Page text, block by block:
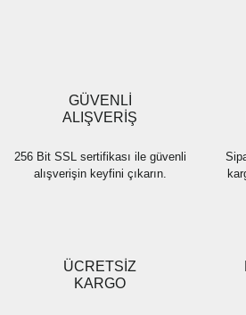
Ürün fiyatı diğer sitelerden daha pahalı.
Bu ürüne benzer farklı alternatifler olmalı.
GÜVENLİ
ALIŞVERİŞ
256 Bit SSL sertifikası ile güvenli
alışverişin keyfini çıkarın.
ÜCRETSİZ
KARGO